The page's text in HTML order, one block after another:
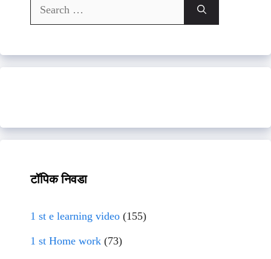
Search
for:
टॉपिक निवडा
1 st e learning video (155)
1 st Home work (73)